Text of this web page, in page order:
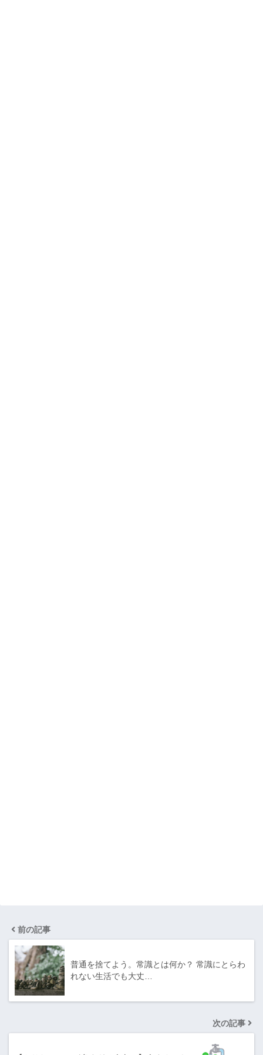
前の記事
普通を捨てよう。常識とは何か？ 常識にとらわ
れない生活でも大丈…
次の記事